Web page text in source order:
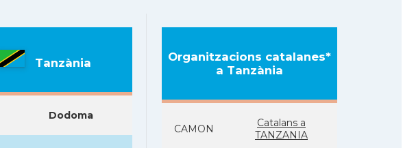
Tanzània
Dodoma
Organitzacions catalanes*
a Tanzània
CAMON
Catalans a
TANZANIA